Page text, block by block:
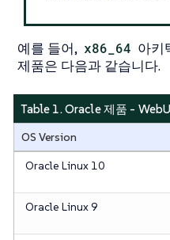
예를 들어, x86_64 아키
제품은 다음과 같습니다.
Table 1. Oracle 제품 -
OS Version
Oracle Linux 10
Oracle Linux 9